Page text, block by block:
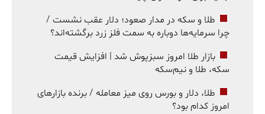
طلا و سکه در مدار صعود؛ دلار عقب نشست /
چرا سرمایه‌ها دوباره به سمت فلز زرد برگشته‌اند؟
بازار طلا امروز سبزپوش شد | افزایش قیمت
سکه، طلا و نیم‌سکه
طلا، دلار و بورس روی میز معامله / برنده بازارهای
امروز کدام بود؟